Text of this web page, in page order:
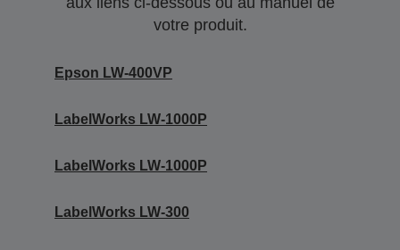
votre produit.
Epson LW-400VP
LabelWorks LW-1000P
LabelWorks LW-1000P
LabelWorks LW-300